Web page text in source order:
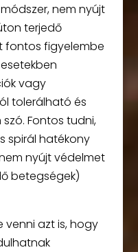
nem nyújt
terjedő
fontos figyelembe
vagy
tolerálható és
Fontos tudni,
spirál hatékony
nyújt védelmet
betegségek)
azt is, hogy